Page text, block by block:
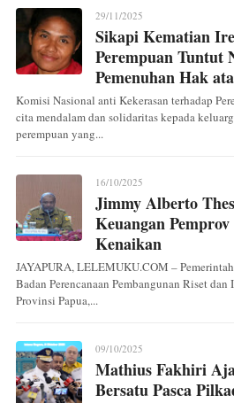
29/11/2025
Sikapi Kematian
Perempuan Tuntut
Pemenuhan Hak
Komisi Nasional anti Kekerasan terhadap
cita mendalam dan solidaritas kepada
perempuan yang...
16/10/2025
Jimmy Alberto
Keuangan
Kenaikan
JAYAPURA, LELEMUKU.COM –
Badan Perencanaan Pembangunan Riset
Provinsi Papua,...
09/10/2025
Mathius Fakhiri
Bersatu Pasca